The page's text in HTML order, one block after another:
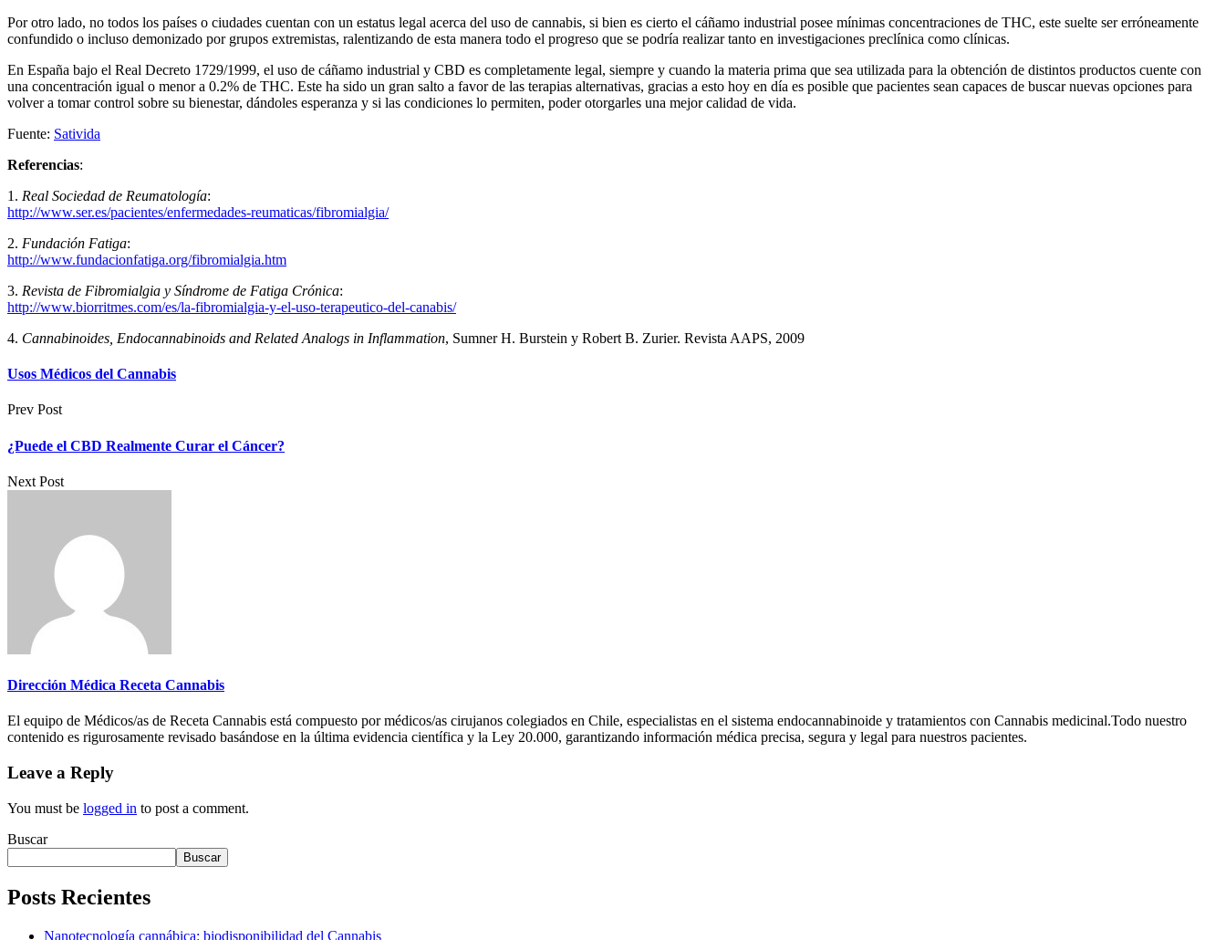
Por otro lado, no todos los países o ciudades cuentan con un estatus legal acerca del uso de cannabis, si bien es cierto el cáñamo industrial posee mínimas concentraciones de THC, este suelte ser erróneamente
confundido o incluso demonizado por grupos extremistas, ralentizando de esta manera todo el progreso que se podría realizar tanto en investigaciones preclínica como clínicas.
En España bajo el Real Decreto 1729/1999, el uso de cáñamo industrial y CBD es completamente legal, siempre y cuando la materia prima que sea utilizada para la obtención de distintos productos cuente con
una concentración igual o menor a 0.2% de THC. Este ha sido un gran salto a favor de las terapias alternativas, gracias a esto hoy en día es posible que pacientes sean capaces de buscar nuevas opciones para
volver a tomar control sobre su bienestar, dándoles esperanza y si las condiciones lo permiten, poder otorgarles una mejor calidad de vida.
Fuente: Sativida
Referencias:
1. Real Sociedad de Reumatología:
http://www.ser.es/pacientes/enfermedades-reumaticas/fibromialgia/
2. Fundación Fatiga:
http://www.fundacionfatiga.org/fibromialgia.htm
3. Revista de Fibromialgia y Síndrome de Fatiga Crónica:
http://www.biorritmes.com/es/la-fibromialgia-y-el-uso-terapeutico-del-canabis/
4. Cannabinoides, Endocannabinoids and Related Analogs in Inflammation, Sumner H. Burstein y Robert B. Zurier. Revista AAPS, 2009
Usos Médicos del Cannabis
Prev Post
¿Puede el CBD Realmente Curar el Cáncer?
Next Post
Dirección Médica Receta Cannabis
El equipo de Médicos/as de Receta Cannabis está compuesto por médicos/as cirujanos colegiados en Chile, especialistas en el sistema endocannabinoide y tratamientos con Cannabis medicinal.Todo nuestro
contenido es rigurosamente revisado basándose en la última evidencia científica y la Ley 20.000, garantizando información médica precisa, segura y legal para nuestros pacientes.
Leave a Reply
You must be logged in to post a comment.
Buscar
Buscar
Posts Recientes
Nanotecnología cannábica: biodisponibilidad del Cannabis